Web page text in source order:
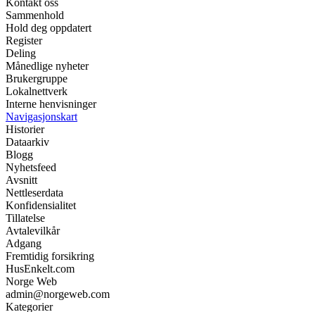
Sammenhold
Hold deg oppdatert
Register
Deling
Månedlige nyheter
Brukergruppe
Lokalnettverk
Interne henvisninger
Navigasjonskart
Historier
Dataarkiv
Blogg
Nyhetsfeed
Avsnitt
Nettleserdata
Konfidensialitet
Tillatelse
Avtalevilkår
Adgang
Fremtidig forsikring
HusEnkelt.com
Norge Web
admin@norgeweb.com
Kategorier